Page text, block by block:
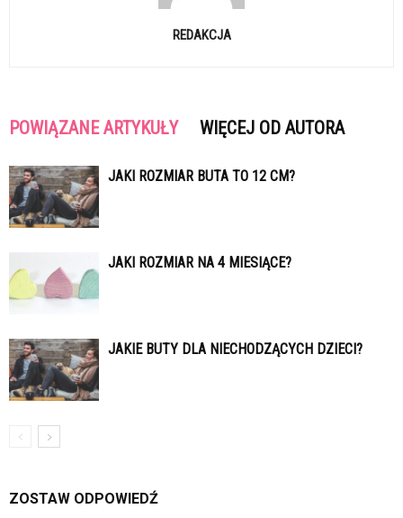
REDAKCJA
POWIĄZANE ARTYKUŁY WIĘCEJ OD AUTORA
JAKI ROZMIAR BUTA TO 12 CM?
JAKI ROZMIAR NA 4 MIESIĄCE?
JAKIE BUTY DLA NIECHODZĄCYCH DZIECI?
ZOSTAW ODPOWIEDŹ